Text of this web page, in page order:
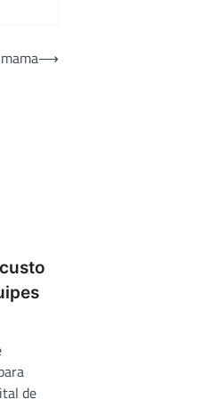
⟶
de